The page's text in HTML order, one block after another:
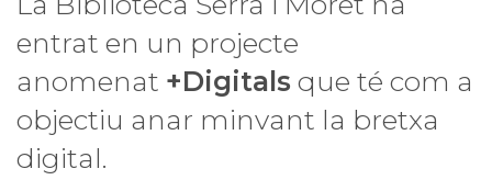
entrat en un projecte
anomenat +Digitals que té com a
objectiu anar minvant la bretxa
digital.